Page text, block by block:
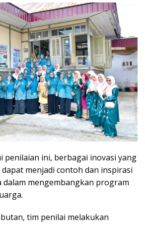
penilaian ini, berbagai inovasi yang
menjadi contoh dan inspirasi
dalam mengembangkan program
tim penilai melakukan